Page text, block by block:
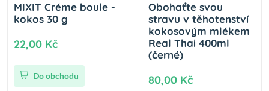
MIXIT Créme boule -
kokos 30 g
22,00 Kč
Do obchodu
Obohaťte svou
stravu v těhotenství
kokosovým mlékem
Real Thai 400ml
(černé)
80,00 Kč